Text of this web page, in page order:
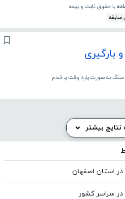
با حقوق ثابت و بیمه
بارگیری
به صورت پاره وقت یا تمام
بیشتر
استان اصفهان
سراسر کشور